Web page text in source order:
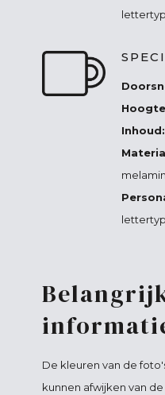
Inhoud:
De kleuren van de
kunnen afwijken van